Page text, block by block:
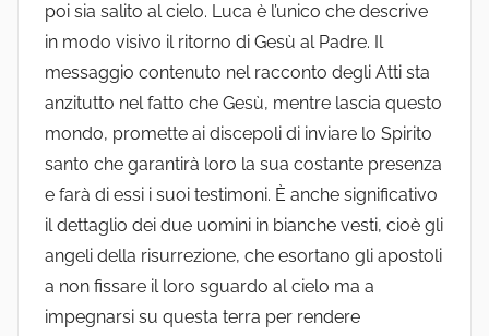
poi sia salito al cielo. Luca è l’unico che descrive
in modo visivo il ritorno di Gesù al Padre. Il
messaggio contenuto nel racconto degli Atti sta
anzitutto nel fatto che Gesù, mentre lascia questo
mondo, promette ai discepoli di inviare lo Spirito
santo che garantirà loro la sua costante presenza
e farà di essi i suoi testimoni. È anche significativo
il dettaglio dei due uomini in bianche vesti, cioè gli
angeli della risurrezione, che esortano gli apostoli
a non fissare il loro sguardo al cielo ma a
impegnarsi su questa terra per rendere